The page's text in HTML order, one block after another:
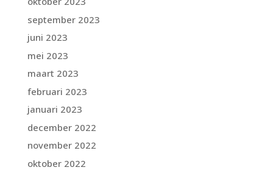
september 2023
juni 2023
mei 2023
maart 2023
februari 2023
januari 2023
december 2022
november 2022
oktober 2022